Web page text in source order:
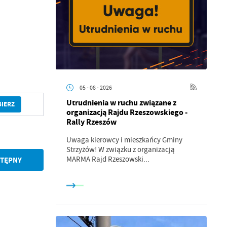
05 - 08 - 2026
Utrudnienia w ruchu związane z
organizacją Rajdu Rzeszowskiego -
Rally Rzeszów
Uwaga kierowcy i mieszkańcy Gminy
Strzyżów! W związku z organizacją
MARMA Rajd Rzeszowski...